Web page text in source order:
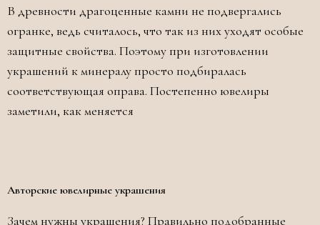
В древности драгоценные камни не подвергались
огранке, ведь считалось, что так из них уходят особые
защитные свойства. Поэтому при изготовлении
украшений к минералу просто подбиралась
соответствующая оправа. Постепенно ювелиры
заметили, как меняется
Авторские ювелирные украшения
Зачем нужны украшения? Правильно подобранные